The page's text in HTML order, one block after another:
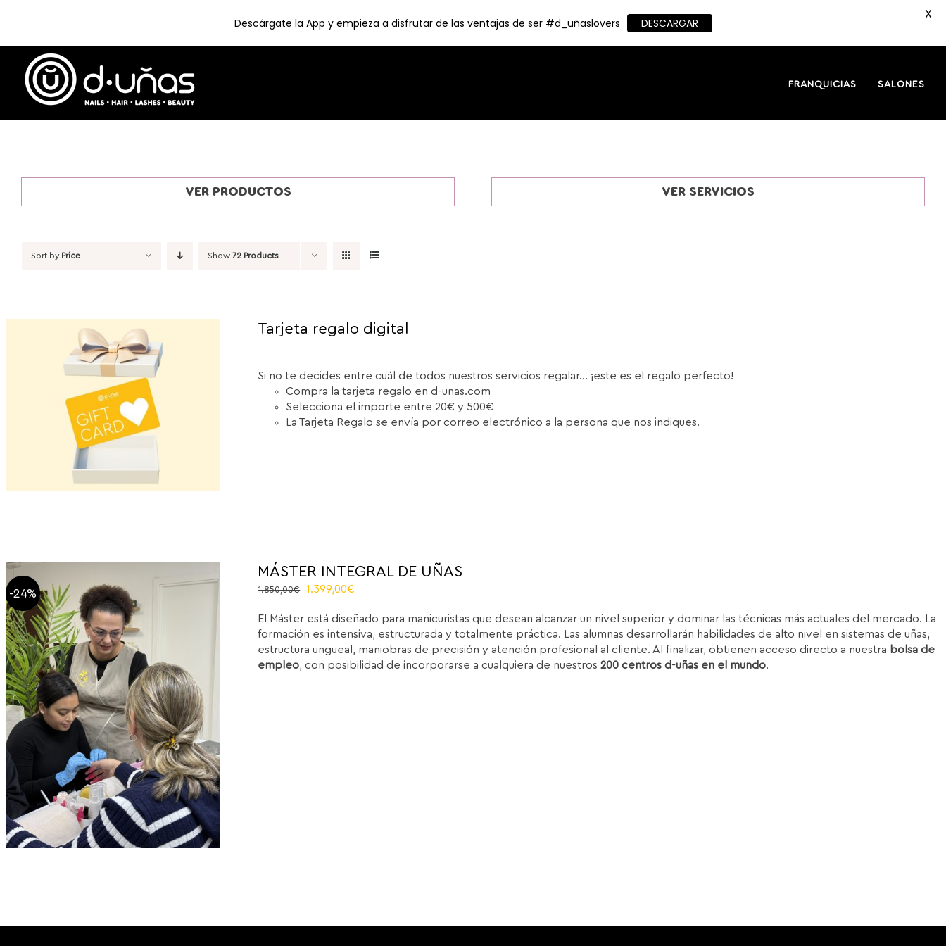
content
FRANQUICIAS SALONES
VER PRODUCTOS VER SERVICIOS
Sort by Price Show 72 Products
Tarjeta regalo digital
Si no te decides entre cuál de todos nuestros servicios regalar... ¡este es el regalo perfecto!
Compra la tarjeta regalo en d-unas.com
Selecciona el importe entre 20€ y 500€
La Tarjeta Regalo se envía por correo electrónico a la persona que nos indiques.
-24%
MÁSTER INTEGRAL DE UÑAS
1.850,00€
Original
was:
1.850,00€.
1.399,00€
is:
1.399,00€.
El Máster está diseñado para manicuristas que desean alcanzar un nivel superior y dominar las técnicas más actuales del mercado. La
formación es intensiva, estructurada y totalmente práctica. Las alumnas desarrollarán habilidades de alto nivel en sistemas de uñas,
estructura ungueal, maniobras de precisión y atención profesional al cliente. Al finalizar, obtienen acceso directo a nuestra bolsa de
empleo, con posibilidad de incorporarse a cualquiera de nuestros200 centros d-uñas en el mundo.
Descárgate la App y empieza a disfrutar de las ventajas de ser #d_uñaslovers DESCARGAR
X